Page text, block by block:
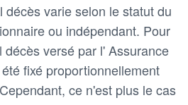
décès varie selon le statut du
ou indépendant. Pour
versé par l' Assurance
fixé proportionnellement
ce n'est plus le cas